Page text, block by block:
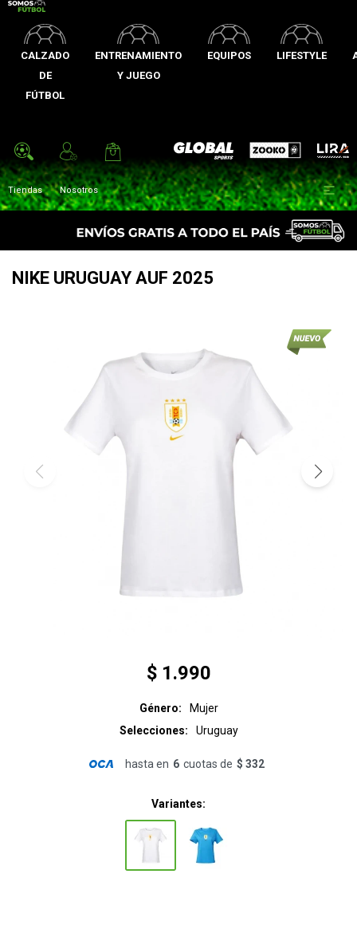
CALZADO
DE
FÚTBOL
ENTRENAMIENTO
Y JUEGO
EQUIPOS LIFESTYLE
Global Sports Zooko Lira
Tiendas Nosotros 
NIKE URUGUAY AUF 2025
$ 1.990
Género
Mujer
Selecciones
Uruguay
hasta en 6 cuotas de $ 332
Variantes: